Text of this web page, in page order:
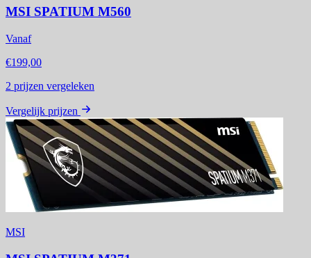
MSI SPATIUM M560
Vanaf
€199,00
2 prijzen vergeleken
Vergelijk prijzen
MSI